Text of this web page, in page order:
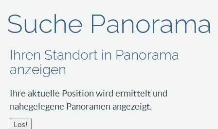
Suche Panorama
Ihren Standort in Panorama
anzeigen
Ihre aktuelle Position wird ermittelt und
nahegelegene Panoramen angezeigt.
Los!